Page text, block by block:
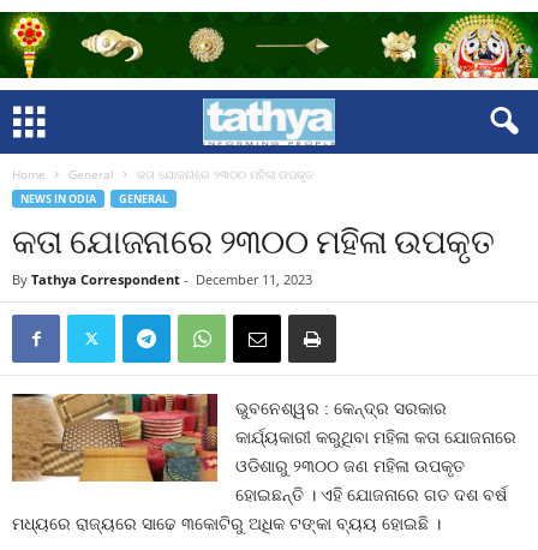
Home General କତା ଯୋଜନାରେ ୨୩୦୦ ମହିଳା ଉପକୃତ
NEWS IN ODIA GENERAL
କତା ଯୋଜନାରେ ୨୩୦୦ ମହିଳା ଉପକୃତ
By Tathya Correspondent - December 11, 2023
ଭୁବନେଶ୍ୱର : କେନ୍ଦ୍ର ସରକାର
କାର୍ଯ୍ୟକାରୀ କରୁଥିବା ମହିଳା କତା ଯୋଜନାରେ
ଓଡିଶାରୁ ୨୩୦୦ ଜଣ ମହିଳା ଉପକୃତ
ହୋଇଛନ୍ତି । ଏହି ଯୋଜନାରେ ଗତ ଦଶ ବର୍ଷ
ମଧ୍ୟରେ ରାଜ୍ୟରେ ସାଢେ ୩କୋଟିରୁ ଅଧିକ ଟଙ୍କା ବ୍ୟୟ ହୋଇଛି ।